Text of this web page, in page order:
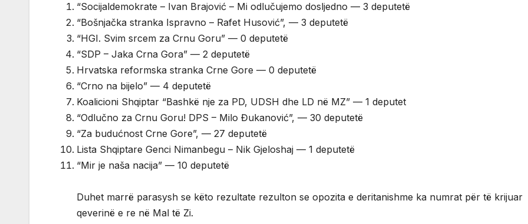
“Socijaldemokrate – Ivan Brajović – Mi odlučujemo dosljedno — 3 deputetë
“Bošnjačka stranka Ispravno – Rafet Husović”, — 3 deputetë
“HGI. Svim srcem za Crnu Goru” — 0 deputetë
“SDP – Jaka Crna Gora” — 2 deputetë
Hrvatska reformska stranka Crne Gore — 0 deputetë
“Crno na bijelo” — 4 deputetë
Koalicioni Shqiptar “Bashkë nje za PD, UDSH dhe LD në MZ” — 1 deputet
“Odlučno za Crnu Goru! DPS – Milo Đukanović”, — 30 deputetë
“Za budućnost Crne Gore”, — 27 deputetë
Lista Shqiptare Genci Nimanbegu – Nik Gjeloshaj — 1 deputetë
“Mir je naša nacija” — 10 deputetë
Duhet marrë parasysh se këto rezultate rezulton se opozita e deritanishme ka numrat për të krijuar
qeverinë e re në Mal të Zi.